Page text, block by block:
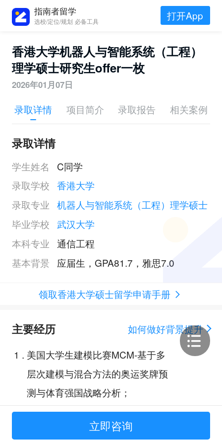
指南者留学
选校/定位/规划 必备工具 打开App
香港大学机器人与智能系统（工程）
理学硕士研究生offer一枚
2026年01月07日
录取详情 项目简介 录取报告 相关案例
录取详情
学生姓名
C同学
录取学校 香港大学
录取专业 机器人与智能系统（工程）理学硕士
毕业学校 武汉大学
本科专业 通信工程
基本背景
应届生，GPA81.7，雅思7.0
领取香港大学硕士留学申请手册
主要经历
如何做好背景提升
1 . 美国大学生建模比赛MCM-基于多
层次建模与混合方法的奥运奖牌预
测与体育强国战略分析；
2.课程设计：基于PID控制与多传感
器融合的智能循迹小车系统开发；
立即咨询